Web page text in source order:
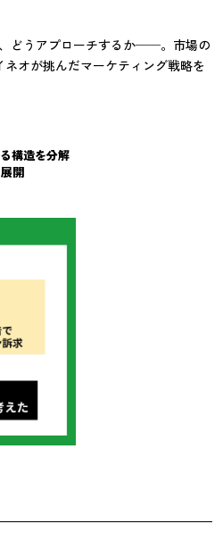
どうアプローチするか──。市場の
オが挑んだマーケティング戦略を
構造を分解
開